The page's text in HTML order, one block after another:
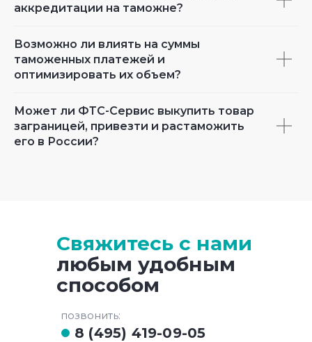
аккредитации на таможне?
Возможно ли влиять на суммы
таможенных платежей и
оптимизировать их объем?
Может ли ФТС-Сервис выкупить товар
заграницей, привезти и растаможить
его в России?
8 (495) 419-09-05
позвонить:
Свяжитесь с нами
любым удобным
способом